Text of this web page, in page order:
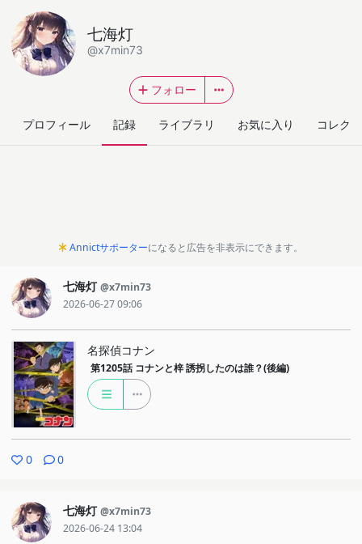
七海灯
@x7min73
フォロー
プロフィール 記録 ライブラリ お気に入り コレク
Annictサポーターになると広告を非表示にできます。
七海灯 @x7min73
2026-06-27 09:06
名探偵コナン
第1205話 コナンと梓 誘拐したのは誰？(後編)
0 0
七海灯 @x7min73
2026-06-24 13:04